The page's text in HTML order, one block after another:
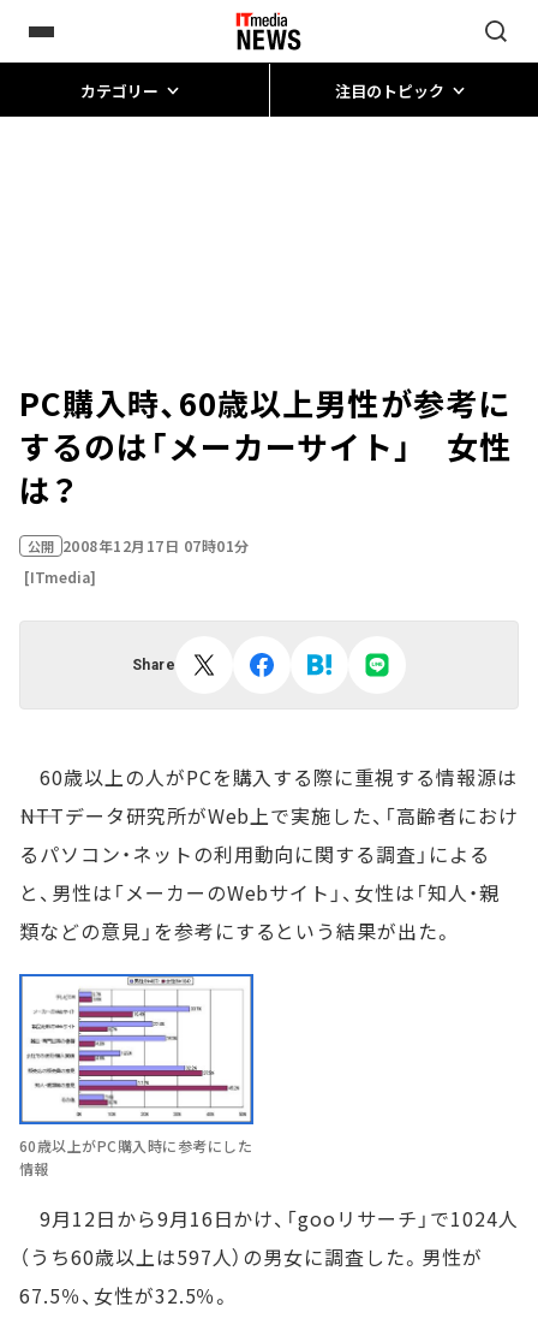
カテゴリー 注目のトピック
PC購入時、60歳以上男性が参考に
するのは「メーカーサイト」 女性
は？
公開 2008年12月17日 07時01分
[ITmedia]
Share
60歳以上の人がPCを購入する際に重視する情報源は
――NTTデータ研究所がWeb上で実施した、「高齢者におけ
るパソコン・ネットの利用動向に関する調査」による
と、男性は「メーカーのWebサイト」、女性は「知人・親
類などの意見」を参考にするという結果が出た。
60歳以上がPC購入時に参考にした
情報
9月12日から9月16日かけ、「gooリサーチ」で1024人
（うち60歳以上は597人）の男女に調査した。男性が
67.5％、女性が32.5％。